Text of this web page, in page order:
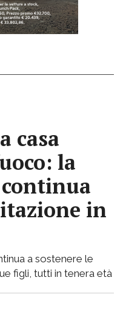
casa
la
in
a sostenere le
figli, tutti in tenera età